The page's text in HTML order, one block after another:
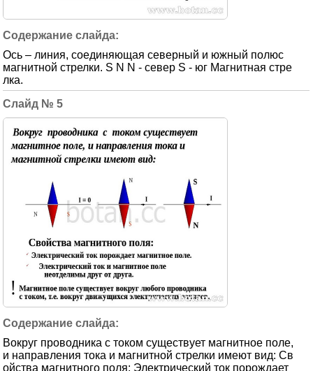
Ось – линия, соединяющая северный и южный полюс
магнитной стрелки. S N N - север S - юг Магнитная стре
лка.
5
Вокруг проводника с током существует магнитное поле,
и направления тока и магнитной стрелки имеют вид: Св
ойства магнитного поля: Электрический ток порождает